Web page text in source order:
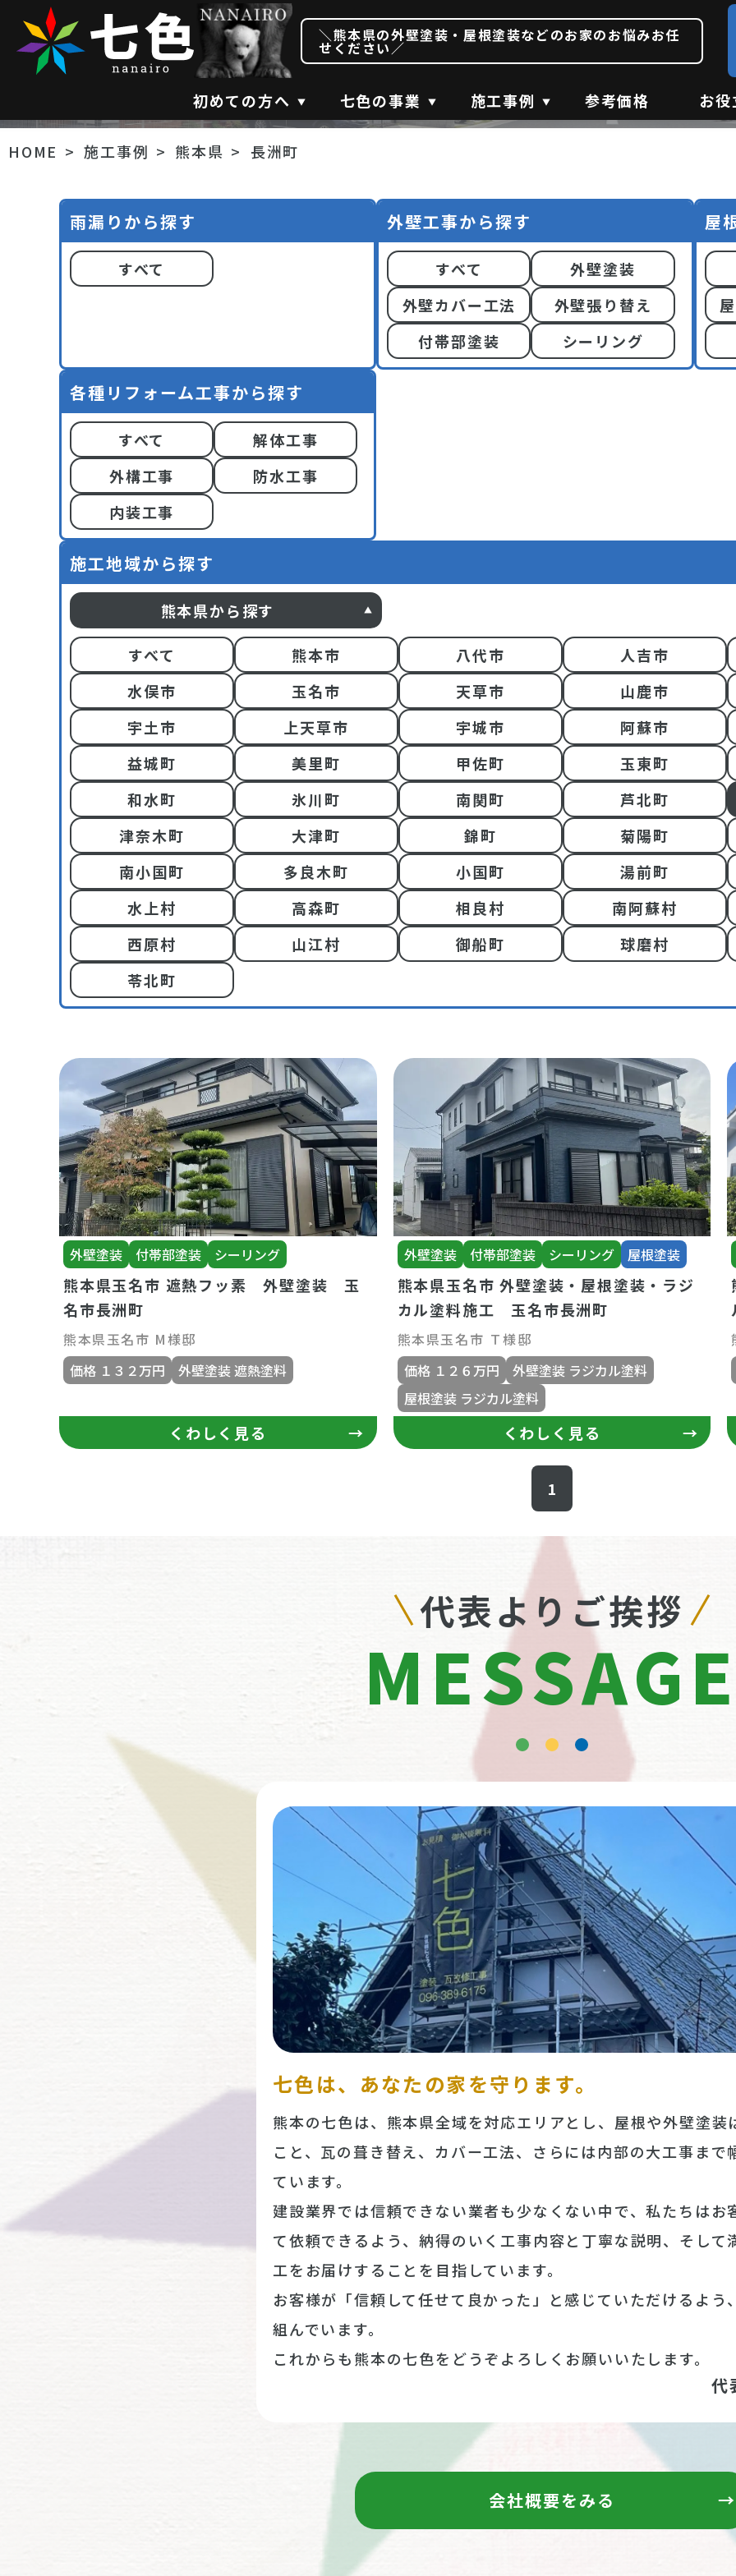
＼熊本県の外壁塗装・屋根塗装などのお家のお悩みお任
せください／
初めての方へ 七色の事業 施工事例 参考価格 お
熊本県長洲町の施工事
WORKS
HOME 施工事例 熊本県 長洲町
雨漏りから探す
すべて
外壁工事から探す
すべて
外壁塗装
外壁カバー工法
外壁張り替え
付帯部塗装
シーリング
屋
各種リフォーム工事から探す
すべて
解体工事
外構工事
防水工事
内装工事
施工地域から探す
熊本県から探す
すべて 熊本市 八代市
人吉市
水俣市
玉名市 天草市
山鹿市
宇土市
上天草市 宇城市
阿蘇市
益城町
美里町 甲佐町
玉東町
和水町
氷川町 南関町
芦北町
津奈木町
大津町 錦町
菊陽町
南小国町
多良木町 小国町
湯前町
水上村
高森町 相良村
南阿蘇村
西原村
山江村 御船町
球磨村
苓北町
外壁塗装 付帯部塗装 シーリング
熊本県玉名市 遮熱フッ素 外壁塗装 玉
名市長洲町
熊本県玉名市 M様邸
価格 １３２万円
外壁塗装 遮熱塗料
くわしく見る
外壁塗装 付帯部塗装 シーリング 屋根塗装
熊本県玉名市 外壁塗装・屋根塗装・ラジ
カル塗料施工 玉名市長洲町
熊本県玉名市 Ｔ様邸
価格 １２６万円
外壁塗装 ラジカル塗料
屋根塗装 ラジカル塗料
くわしく見る
1
代表よりご挨拶
七色は、あなたの家を守ります。
熊本の七色は、熊本県全域を対応エリアとし、屋根や外壁塗装
こと、瓦の葺き替え、カバー工法、さらには内部の大工事まで
ています。
建設業界では信頼できない業者も少なくない中で、私たちはお
て依頼できるよう、納得のいく工事内容と丁寧な説明、そして
工をお届けすることを目指しています。
お客様が「信頼して任せて良かった」と感じていただけるよう
組んでいます。
これからも熊本の七色をどうぞよろしくお願いいたします。
代
会社概要をみる